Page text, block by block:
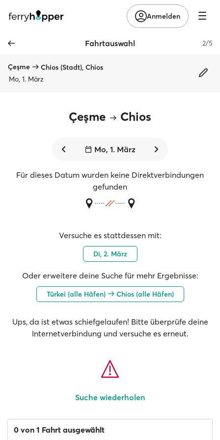
Anmelden
Fahrtauswahl 2/5
Çeşme
Chios (Stadt), Chios
Mo, 1. März
Çeşme Chios
Mo, 1. März
Für dieses Datum wurden keine Direktverbindungen
gefunden
Versuche es stattdessen mit:
Di, 2. März
Oder erweitere deine Suche für mehr Ergebnisse:
Türkei (alle Häfen) Chios (alle Häfen)
Ups, da ist etwas schiefgelaufen! Bitte überprüfe deine
Internetverbindung und versuche es erneut.
Suche wiederholen
0 von 1 Fahrt ausgewählt